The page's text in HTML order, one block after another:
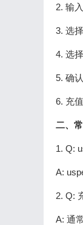
2. 输
3. 选
4. 选
5. 确
6. 充
二、
1. Q:
A:
2. Q:
A: 通